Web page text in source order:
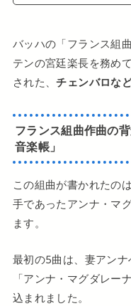
バッハの「フランス組
テンの宮廷楽長を務め
された、チェンバロな
フランス組曲作曲の
音楽帳」
この組曲が書かれたの
手であったアンナ・マ
ます。
最初の5曲は、妻アン
「アンナ・マグダレー
込まれました。